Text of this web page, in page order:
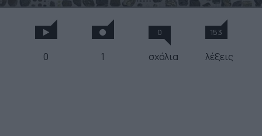
0 1
0
σχόλια
153
λέξεις